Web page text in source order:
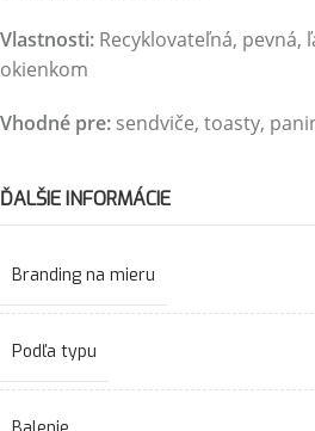
Vlastnosti: Recyklovateľná, pevná,
okienkom
Vhodné pre: sendviče, toasty,
ĎALŠIE INFORMÁCIE
Branding na mieru
Podľa typu